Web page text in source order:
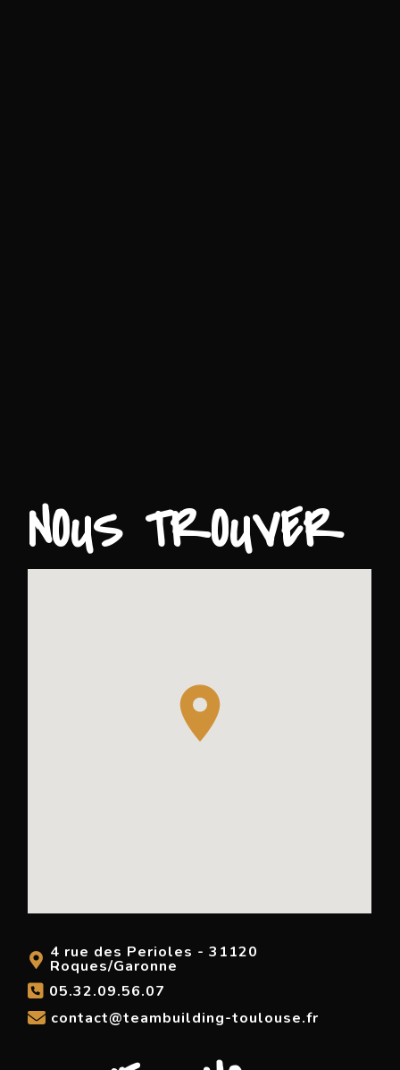
NOUS TROUVER
4 rue des Perioles - 31120
Roques/Garonne
05.32.09.56.07
contact@teambuilding-toulouse.fr